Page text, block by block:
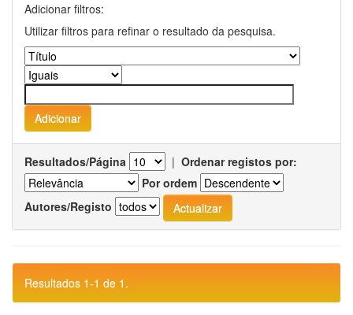
Adicionar filtros:
Utilizar filtros para refinar o resultado da pesquisa.
Resultados/Página | Ordenar registos por:
Por ordem
Autores/Registo
Resultados 1-1 de 1.